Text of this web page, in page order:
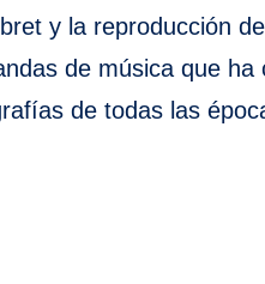
y la reproducción
de música que
de todas las